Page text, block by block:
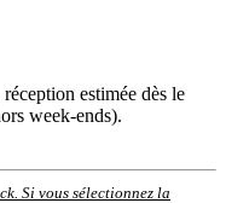
estimée dès le
week-ends).
Si vous sélectionnez la